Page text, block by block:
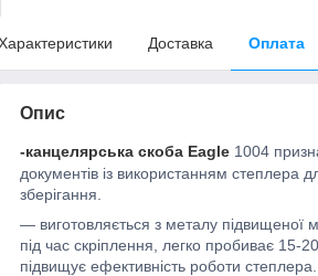
Доставка Оплата
Опис
-канцелярська скоба Eagle 1004
документів із використанням степлера
зберігання.
— виготовляється з металу підвищеної
під час скріплення, легко пробиває 15-
підвищує ефективність роботи степлера.